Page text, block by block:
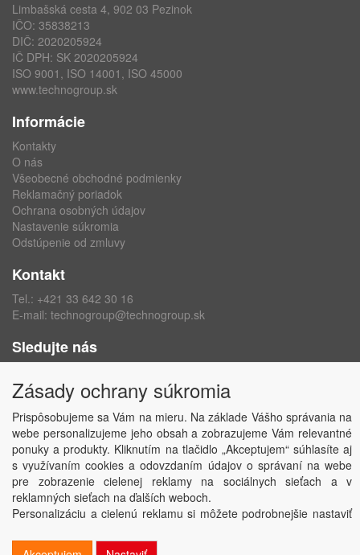
Limbašská cesta 4, 902 03 Pezinok
IČO: 35838213
DIČ: 2020205924
IČ DPH: SK 2020205924
ISO 9001, ISO 14001, ISO 45000
www.technogroup.sk
Informácie
Kontakty
O nás
Všeobecné obchodné podmienky
Reklamačný poriadok
Ochrana osobných údajov
Nastavenie súkromia
Odstúpenie od zmluvy
Kontakt
Tel.: +421 33 642 30 16
E-mail: technogroup@technogroup.sk
Sledujte nás
Instagram
Copyright © TECHNO GROUP spol. s r.o.2026
Powered by ABRA
Zásady ochrany súkromia
Prispôsobujeme sa Vám na mieru. Na základe Vášho správania na
webe personalizujeme jeho obsah a zobrazujeme Vám relevantné
ponuky a produkty. Kliknutím na tlačidlo „Akceptujem“ súhlasíte aj
s využívaním cookies a odovzdaním údajov o správaní na webe
pre zobrazenie cielenej reklamy na sociálnych sieťach a v
reklamných sieťach na ďalších weboch.
Personalizáciu a cielenú reklamu si môžete podrobnejšie nastaviť